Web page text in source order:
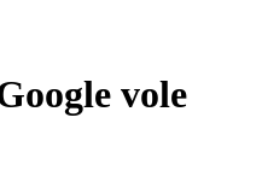
vole